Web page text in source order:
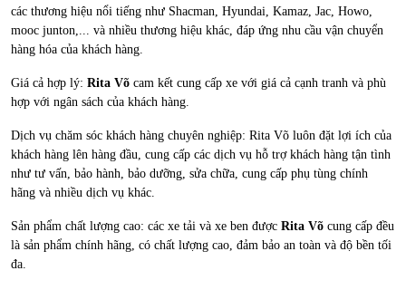
các thương hiệu nổi tiếng như Shacman, Hyundai, Kamaz, Jac, Howo,
mooc junton,... và nhiều thương hiệu khác, đáp ứng nhu cầu vận chuyển
hàng hóa của khách hàng.
Giá cả hợp lý: Rita Võ cam kết cung cấp xe với giá cả cạnh tranh và phù
hợp với ngân sách của khách hàng.
Dịch vụ chăm sóc khách hàng chuyên nghiệp: Rita Võ luôn đặt lợi ích của
khách hàng lên hàng đầu, cung cấp các dịch vụ hỗ trợ khách hàng tận tình
như tư vấn, bảo hành, bảo dưỡng, sửa chữa, cung cấp phụ tùng chính
hãng và nhiều dịch vụ khác.
Sản phẩm chất lượng cao: các xe tải và xe ben được Rita Võ cung cấp đều
là sản phẩm chính hãng, có chất lượng cao, đảm bảo an toàn và độ bền tối
đa.